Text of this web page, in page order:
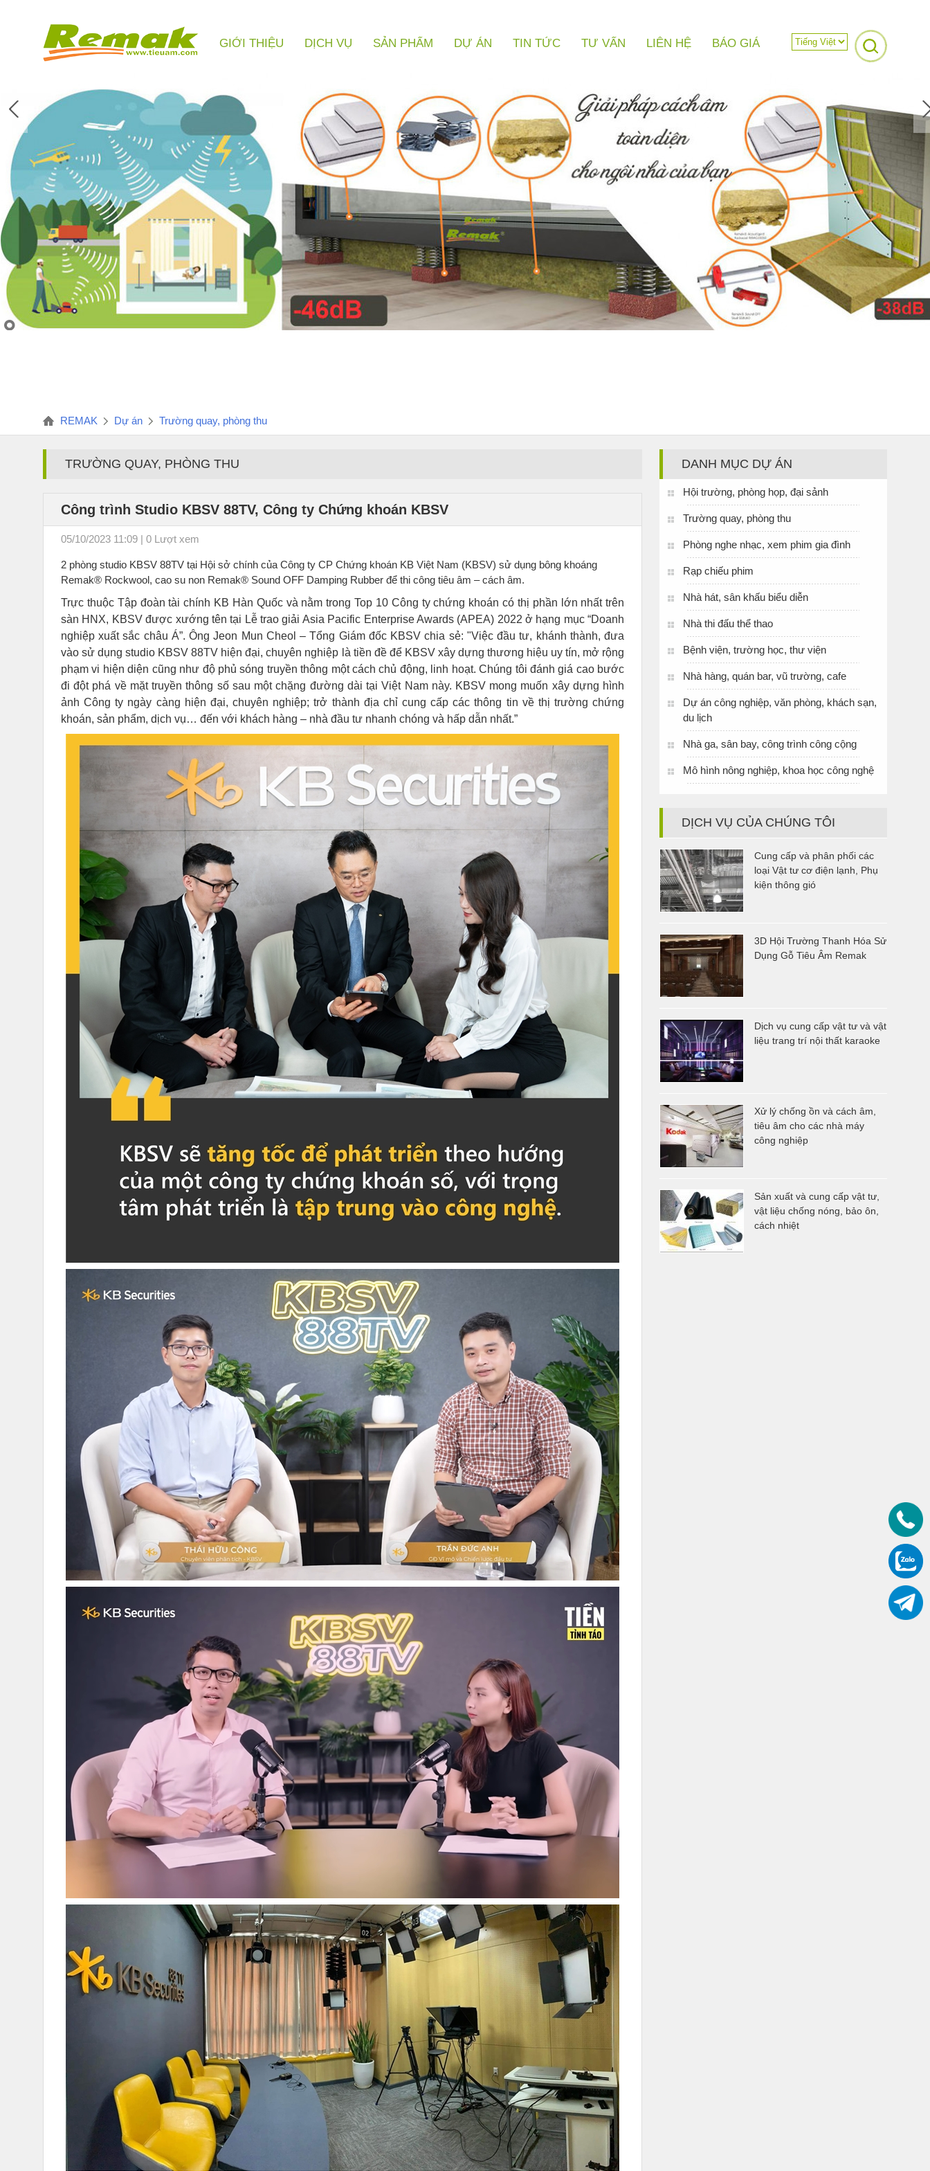
GIỚI THIỆU DỊCH VỤ SẢN PHẨM DỰ ÁN TIN TỨC TƯ VẤN LIÊN HỆ BÁO GIÁ
REMAK Dự án Trường quay, phòng thu
TRƯỜNG QUAY, PHÒNG THU
Công trình Studio KBSV 88TV, Công ty Chứng khoán KBSV
05/10/2023 11:09 | 0 Lượt xem
2 phòng studio KBSV 88TV tại Hội sở chính của Công ty CP Chứng khoán KB Việt Nam (KBSV) sử dụng bông khoáng
Remak® Rockwool, cao su non Remak® Sound OFF Damping Rubber để thi công tiêu âm – cách âm.
Trực thuộc Tập đoàn tài chính KB Hàn Quốc và nằm trong Top 10 Công ty chứng khoán có thị phần lớn nhất trên
sàn HNX, KBSV được xướng tên tại Lễ trao giải Asia Pacific Enterprise Awards (APEA) 2022 ở hạng mục “Doanh
nghiệp xuất sắc châu Á”. Ông Jeon Mun Cheol – Tổng Giám đốc KBSV chia sẻ: "Việc đầu tư, khánh thành, đưa
vào sử dụng studio KBSV 88TV hiện đại, chuyên nghiệp là tiền đề để KBSV xây dựng thương hiệu uy tín, mở rộng
phạm vi hiện diện cũng như độ phủ sóng truyền thông một cách chủ động, linh hoạt. Chúng tôi đánh giá cao bước
đi đột phá về mặt truyền thông số sau một chặng đường dài tại Việt Nam này. KBSV mong muốn xây dựng hình
ảnh Công ty ngày càng hiện đại, chuyên nghiệp; trở thành địa chỉ cung cấp các thông tin về thị trường chứng
khoán, sản phẩm, dịch vụ… đến với khách hàng – nhà đầu tư nhanh chóng và hấp dẫn nhất.”
DANH MỤC DỰ ÁN
Hội trường, phòng họp, đại sảnh
Trường quay, phòng thu
Phòng nghe nhạc, xem phim gia đình
Rạp chiếu phim
Nhà hát, sân khấu biểu diễn
Nhà thi đấu thể thao
Bệnh viện, trường học, thư viện
Nhà hàng, quán bar, vũ trường, cafe
Dự án công nghiệp, văn phòng, khách sạn,
du lịch
Nhà ga, sân bay, công trình công cộng
Mô hình nông nghiệp, khoa học công nghệ
DỊCH VỤ CỦA CHÚNG TÔI
Cung cấp và phân phối các
loại Vật tư cơ điện lạnh, Phụ
kiện thông gió
3D Hội Trường Thanh Hóa Sử
Dụng Gỗ Tiêu Âm Remak
Dịch vụ cung cấp vật tư và vật
liệu trang trí nội thất karaoke
Xử lý chống ồn và cách âm,
tiêu âm cho các nhà máy
công nghiệp
Sản xuất và cung cấp vật tư,
vật liệu chống nóng, bảo ôn,
cách nhiệt